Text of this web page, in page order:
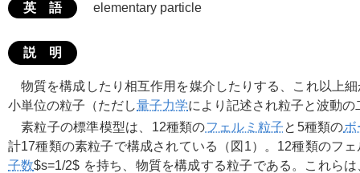
英 語 elementary particle
説 明
物質を構成したり相互作用を媒介したりする、これ以上
小単位の粒子（ただし量子力学により記述され粒子と波動の
素粒子の標準模型は、12種類のフェルミ粒子と5種類のボ
計17種類の素粒子で構成されている（図1）。12種類のフ
子数$s=1/2$ を持ち、物質を構成する粒子である。これら